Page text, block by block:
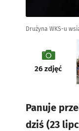
Drużyna WKS-u
galeria
26 zdjęć
Panuje
dziś (23